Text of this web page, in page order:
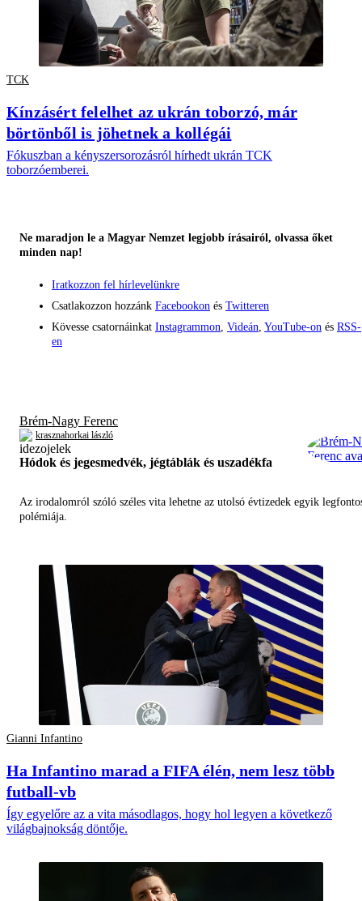
TCK
Kínzásért felelhet az ukrán toborzó, már
börtönből is jöhetnek a kollégái
Fókuszban a kényszersorozásról hírhedt ukrán TCK
toborzóemberei.
Ne maradjon le a Magyar Nemzet legjobb írásairól, olvassa őket
minden nap!
Iratkozzon fel hírlevelünkre
Csatlakozzon hozzánk Facebookon és Twitteren
Kövesse csatornáinkat Instagrammon Videán YouTube-on és RSS-
en
Brém-Nagy Ferenc
krasznahorkai lászló
Hódok és jegesmedvék, jégtáblák és uszadékfa
Az irodalomról szóló széles vita lehetne az utolsó évtizedek egyik
polémiája.
Gianni Infantino
Ha Infantino marad a FIFA élén, nem lesz több
futball-vb
Így egyelőre az a vita másodlagos, hogy hol legyen a következő
világbajnokság döntője.